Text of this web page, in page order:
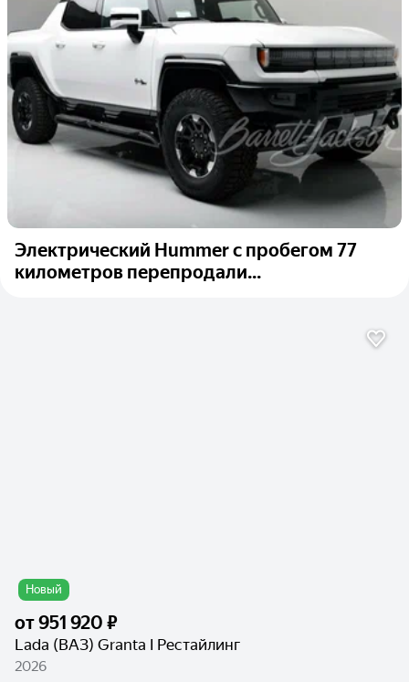
Электрический Hummer с пробегом 77
километров перепродали...
Новый
от951 920 ₽
Lada (ВАЗ) Granta I Рестайлинг
2026